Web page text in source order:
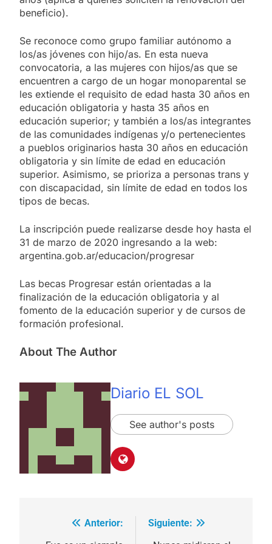
beneficio).
Se reconoce como grupo familiar autónomo a
los/as jóvenes con hijo/as. En esta nueva
convocatoria, a las mujeres con hijos/as que se
encuentren a cargo de un hogar monoparental se
les extiende el requisito de edad hasta 30 años en
educación obligatoria y hasta 35 años en
educación superior; y también a los/as integrantes
de las comunidades indígenas y/o pertenecientes
a pueblos originarios hasta 30 años en educación
obligatoria y sin límite de edad en educación
superior. Asimismo, se prioriza a personas trans y
con discapacidad, sin límite de edad en todos los
tipos de becas.
La inscripción puede realizarse desde hoy hasta el
31 de marzo de 2020 ingresando a la web:
argentina.gob.ar/educacion/progresar
Las becas Progresar están orientadas a la
finalización de la educación obligatoria y al
fomento de la educación superior y de cursos de
formación profesional.
About The Author
Diario EL SOL
See author's posts
Navegación
Anterior:
Siguiente: